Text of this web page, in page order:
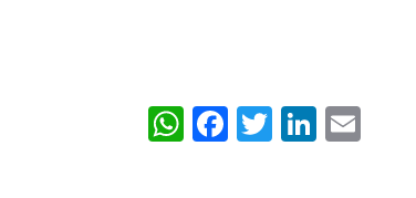
W
ha
Fa
ce
T
wi
Li
nk